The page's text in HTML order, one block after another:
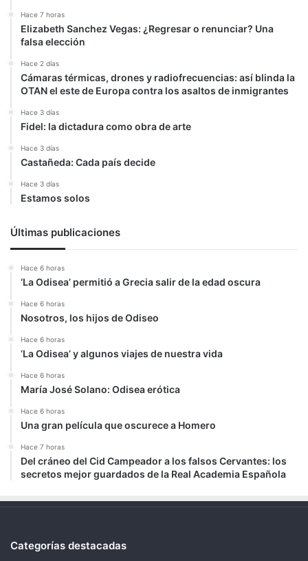
Hace 7 horas
Elizabeth Sanchez Vegas: ¿Regresar o renunciar? Una
falsa elección
Hace 2 días
Cámaras térmicas, drones y radiofrecuencias: así blinda la
OTAN el este de Europa contra los asaltos de inmigrantes
Hace 3 días
Fidel: la dictadura como obra de arte
Hace 3 días
Castañeda: Cada país decide
Hace 3 días
Estamos solos
Últimas publicaciones
Hace 6 horas
‘La Odisea’ permitió a Grecia salir de la edad oscura
Hace 6 horas
Nosotros, los hijos de Odiseo
Hace 6 horas
‘La Odisea’ y algunos viajes de nuestra vida
Hace 6 horas
María José Solano: Odisea erótica
Hace 6 horas
Una gran película que oscurece a Homero
Hace 7 horas
Del cráneo del Cid Campeador a los falsos Cervantes: los
secretos mejor guardados de la Real Academia Española
Categorías destacadas